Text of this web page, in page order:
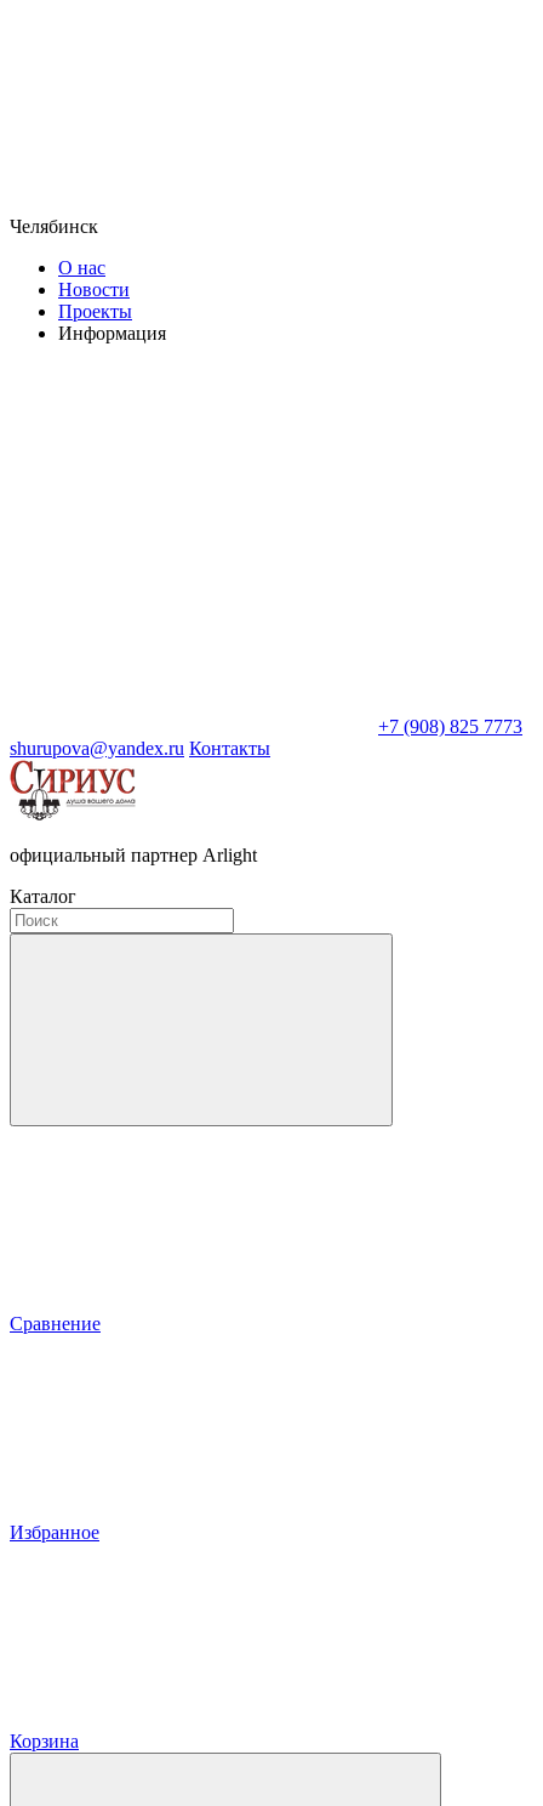
Челябинск
О нас
Новости
Проекты
Информация
+7 (908) 825 7773
shurupova@yandex.ru Контакты
официальный партнер Arlight
Каталог
Сравнение
Избранное
Корзина